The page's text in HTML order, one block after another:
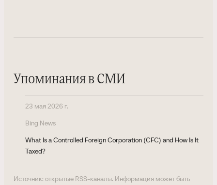
Упоминания в СМИ
23 мая 2026 г.
Bing News
What Is a Controlled Foreign Corporation (CFC) and How Is It
Taxed?
Источник: открытые RSS-каналы. Информация может быть